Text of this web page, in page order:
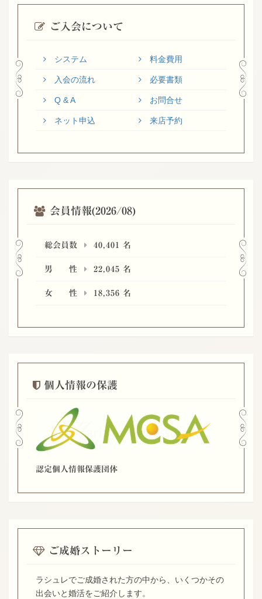
ご入会について
システム 料金費用
入会の流れ 必要書類
Q & A お問合せ
ネット申込 来店予約
会員情報(2026/08)
総会員数 40,401 名
男 性 22,045 名
女 性 18,356 名
個人情報の保護
認定個人情報保護団体
ご成婚ストーリー
ラシュレでご成婚された方の中から、いくつかその
出会いと婚活をご紹介します。